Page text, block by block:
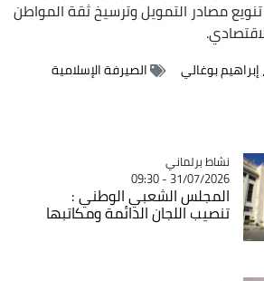
مصادر التمويل وترسيخ ثقة المواطن
بوغالي الصيرفة الإسلامية
Catégorie
نشاط برلماني
31/07/2026 - 09:30
المجلس الشعبي الوطني :
تنصيب اللجان الدائمة ومكاتبها